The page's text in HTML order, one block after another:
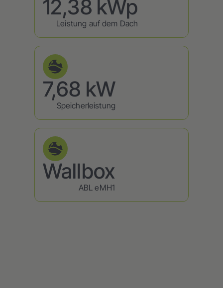
12,38 kWp
Leistung auf dem Dach
7,68 kW
Speicherleistung
Wallbox
ABL eMH1